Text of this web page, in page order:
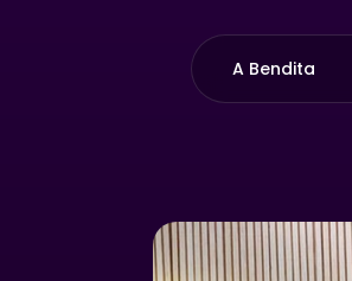
A Bendita